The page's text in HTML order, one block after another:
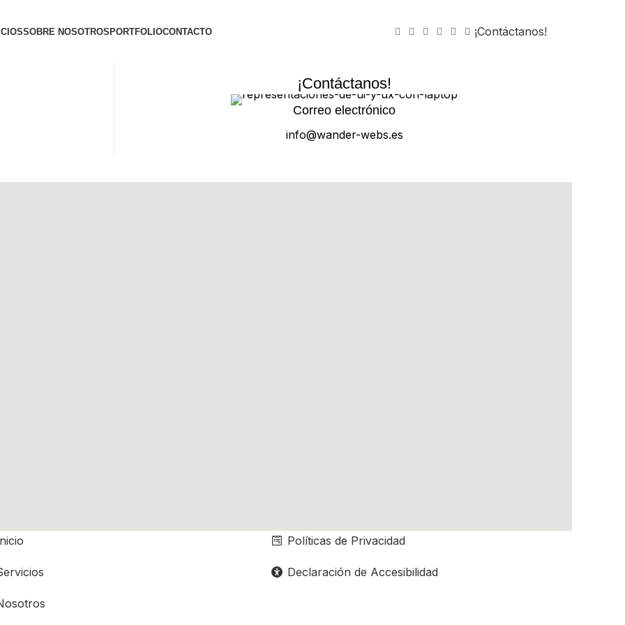
SOBRE NOSOTROSPORTFOLIOCONTACTO ¡Contáctanos!
¡Contáctanos!
Correo electrónico
info@wander-webs.es
Políticas de Privacidad
Declaración de Accesibilidad